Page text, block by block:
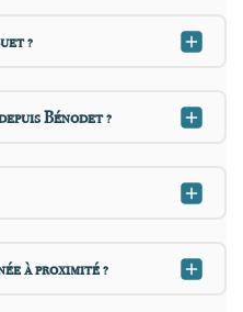
?
Bénodet ?
à proximité ?